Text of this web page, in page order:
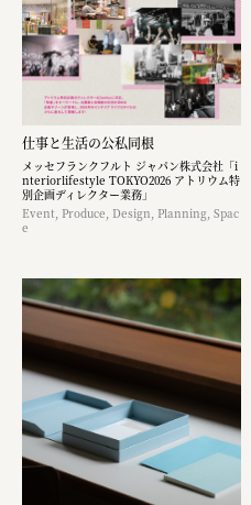
仕事と生活の公私同根
メッセフランクフルト ジャパン株式会社「i
nteriorlifestyle TOKYO2026 アトリウム特
別企画ディレクター業務」
Event, Produce, Design, Planning, Spac
e